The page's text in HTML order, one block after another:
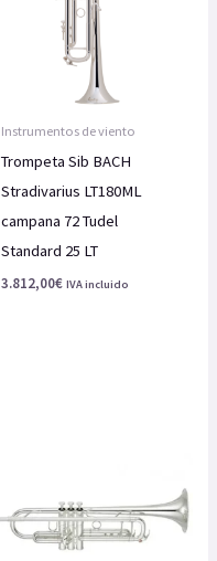
Instrumentos de viento
Trompeta Sib BACH
Stradivarius LT180ML
campana 72 Tudel
Standard 25 LT
3.812,00€ IVA incluido